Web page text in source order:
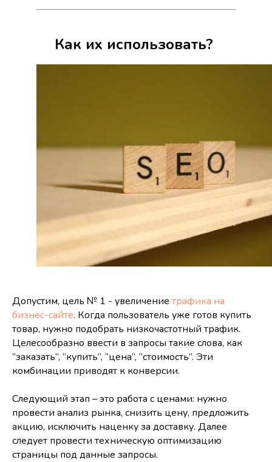
Как их использовать?
Допустим, цель № 1 - увеличение трафика на
бизнес-сайте. Когда пользователь уже готов купить
товар, нужно подобрать низкочастотный трафик.
Целесообразно ввести в запросы такие слова, как
“заказать”, “купить”, “цена”, “стоимость”. Эти
комбинации приводят к конверсии.
Следующий этап – это работа с ценами: нужно
провести анализ рынка, снизить цену, предложить
акцию, исключить наценку за доставку. Далее
следует провести техническую оптимизацию
страницы под данные запросы.